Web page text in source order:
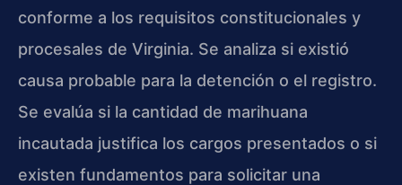
conforme a los requisitos constitucionales y
procesales de Virginia. Se analiza si existió
causa probable para la detención o el registro.
Se evalúa si la cantidad de marihuana
incautada justifica los cargos presentados o si
existen fundamentos para solicitar una